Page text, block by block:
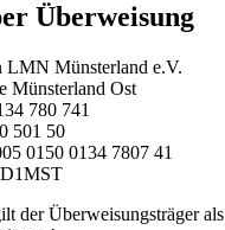
Überweisung
LMN Münsterland e.V.
Münsterland Ost
780 741
501 50
0150 0134 7807 41
der Überweisungsträger als